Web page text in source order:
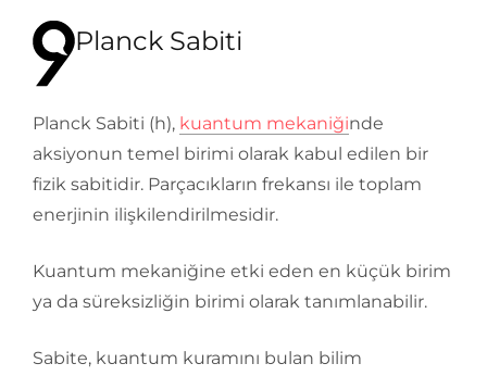
Planck Sabiti
Planck Sabiti (h), kuantum mekaniğinde
aksiyonun temel birimi olarak kabul edilen bir
fizik sabitidir. Parçacıkların frekansı ile toplam
enerjinin ilişkilendirilmesidir.
Kuantum mekaniğine etki eden en küçük birim
ya da süreksizliğin birimi olarak tanımlanabilir.
Sabite, kuantum kuramını bulan bilim